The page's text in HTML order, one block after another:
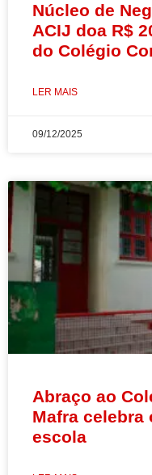
Núcleo de
ACIJ doa R$
do Colégio
LER MAIS
09/12/2025
Abraço ao
Mafra celebra
escola